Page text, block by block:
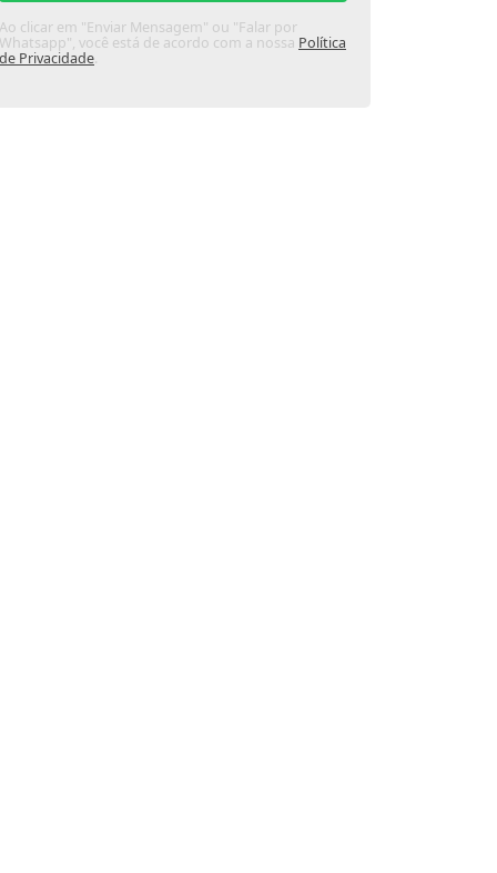
Ao clicar em "Enviar Mensagem" ou "Falar por
Whatsapp", você está de acordo com a nossa Política
de Privacidade.